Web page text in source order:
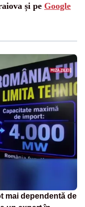
și pe Google
mai dependentă de